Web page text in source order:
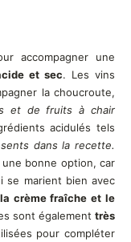
accompagner une
et sec. Les vins
la choucroute,
et de fruits à chair
acidulés tels
dans la recette.
bonne option, car
se marient bien avec
la crème fraîche et le
sont également très
pour compléter